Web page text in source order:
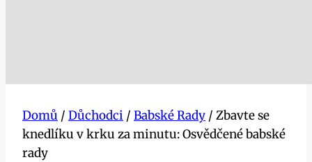
Domů / Důchodci / Babské Rady / Zbavte se
knedlíku v krku za minutu: Osvědčené babské
rady